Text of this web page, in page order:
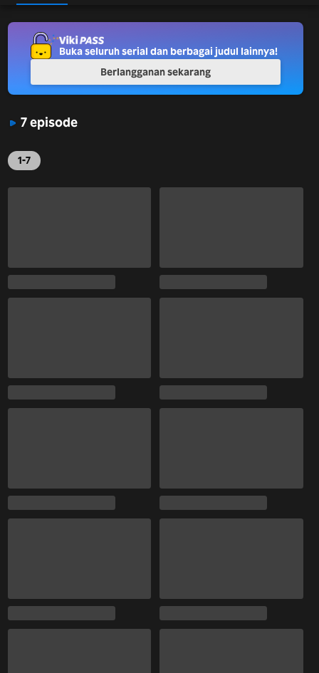
7 episode
1-7
Buka seluruh serial dan berbagai judul lainnya!
Berlangganan sekarang